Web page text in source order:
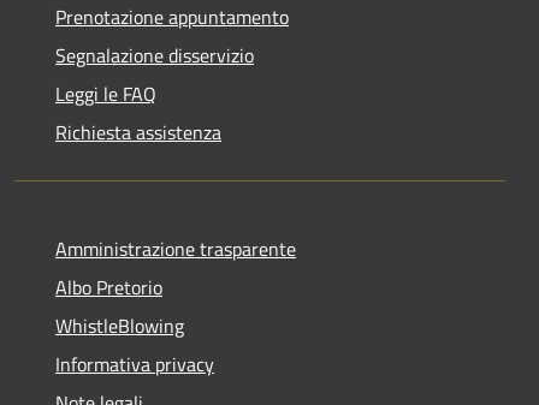
Prenotazione appuntamento
Segnalazione disservizio
Leggi le FAQ
Richiesta assistenza
Amministrazione trasparente
Albo Pretorio
WhistleBlowing
Informativa privacy